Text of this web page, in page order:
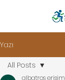
Yazı
All Posts
albatros erişim